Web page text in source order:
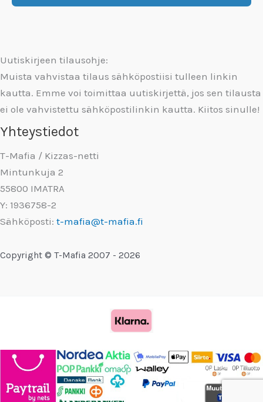
Uutiskirjeen tilausohje:
Muista vahvistaa tilaus sähköpostiisi tulleen linkin
kautta. Emme voi toimittaa uutiskirjettä, jos sen tilausta
ei ole vahvistettu sähköpostilinkin kautta. Kiitos sinulle!
Yhteystiedot
T-Mafia / Kizzas-netti
Mintunkuja 2
55800 IMATRA
Y: 1936758-2
Sähköposti: t-mafia@t-mafia.fi
Copyright © T-Mafia 2007 - 2026